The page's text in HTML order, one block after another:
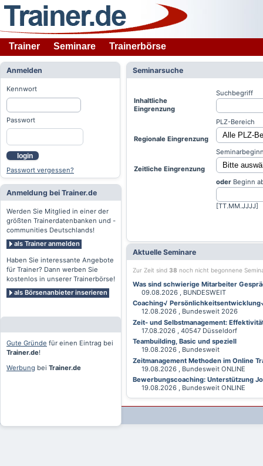
Trainer Seminare Trainerbörse
Anmelden
Kennwort
Passwort
login
Passwort vergessen?
Anmeldung bei Trainer.de
Werden Sie Mitglied in einer der
größten Trainerdatenbanken und -
communities Deutschlands!
als Trainer anmelden
Haben Sie interessante Angebote
für Trainer? Dann werben Sie
kostenlos in unserer Trainerbörse!
als Börsenanbieter inserieren
Gute Gründe für einen Eintrag bei
Trainer.de!
Werbung bei Trainer.de
Seminarsuche
Inhaltliche
Eingrenzung
Suchbegriff
Regionale Eingrenzung
PLZ-Bereich
Zeitliche Eingrenzung
oder Beginn
[TT.MM.JJJJ]
Aktuelle Seminare
Zur Zeit sind 38 noch nicht begonnene
Was sind schwierige Mitarbeiter
09.08.2026 , BUNDESWEIT
Coaching√
12.08.2026 , Bundesweit 2026
Zeit- und Selbstmanagement:
17.08.2026 , 40547 Düsseldorf
Teambuilding, Basic und speziell
19.08.2026 , Bundesweit
Zeitmanagement Methoden im Online
19.08.2026 , Bundesweit ONLINE
Bewerbungscoaching: Unterstützung
19.08.2026 , Bundesweit ONLINE